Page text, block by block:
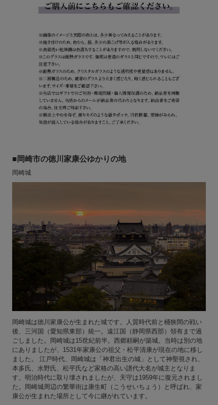
■岡崎市の徳川家康公ゆかりの地
岡崎城
岡崎城は徳川家康公が生まれた城です。人質時代前と桶狭間の戦い
後、三河国（愛知県東部）統一。遠江国（静岡県西部）領有まで過
ごしました。岡崎城は15世紀前半。西郷頼嗣が築城。当時は別の地
にありましたが、1531年家康公の祖父・松平清康が現在の地に移し
ました。 江戸時代、岡崎城は「神君出生の城」として神聖視され、
本多氏、水野氏、松平氏など家格の高い譜代大名が城主となりま
す。明治時代に取り壊されましたが、天守は1959年に復元されまし
た。岡崎城周辺の繁華街は康生町（こうせいちょう）と呼ばれ、家
康公が生まれた場所として今に継がれています。